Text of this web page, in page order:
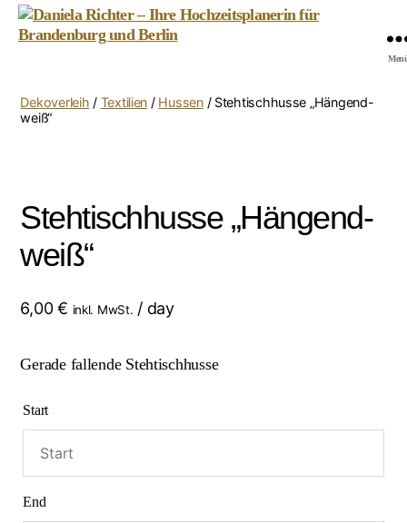
-
Ihre
Berlin
Dekoverleih / Textilien / Hussen/ Stehtischhusse „Hängend-
weiß“
Stehtischhusse „Hängend-
weiß“
6,00€ inkl. MwSt. / day
Gerade fallende Stehtischhusse
Start
End